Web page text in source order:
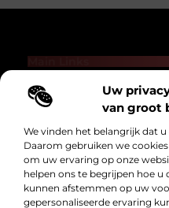
Uw
van groot
We vinden het belangrijk dat
Daarom gebruiken we
om uw ervaring op onze
helpen ons te begrijpen hoe u
kunnen afstemmen op uw
gepersonaliseerde ervaring
Bericht categorie